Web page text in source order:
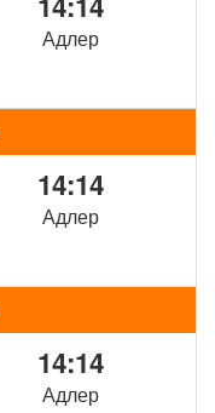
Адлер
14:14
Адлер
14:14
Адлер